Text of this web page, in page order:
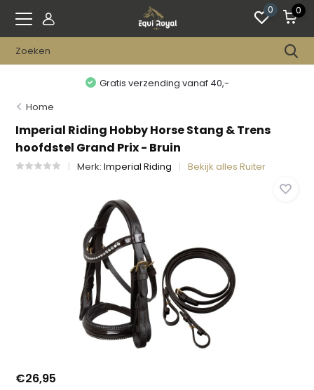
0 0
Gratis verzending vanaf 40,-
Home
Imperial Riding Hobby Horse Stang & Trens
hoofdstel Grand Prix - Bruin
Merk:Imperial Riding Bekijk alles Ruiter
€26,95